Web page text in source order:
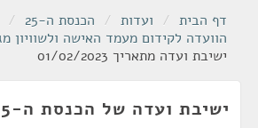
דף הבית / ועדות / הכנסת ה-25
/
הוועדה לקידום מעמד האישה ולשוויון
ישיבת ועדה מתאריך 01/02/2023